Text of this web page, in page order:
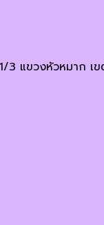
3 แขวงหัวหมาก เ